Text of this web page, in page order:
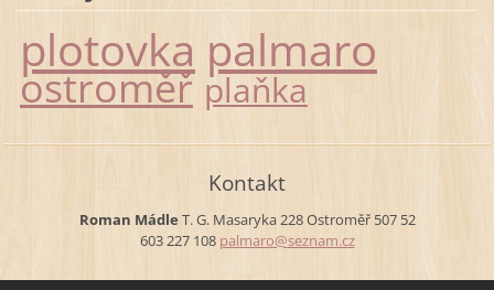
plotovka palmaro
ostroměř plaňka
Kontakt
Roman Mádle T. G. Masaryka 228Ostroměř507 52
603 227 108 palmaro@seznam.cz